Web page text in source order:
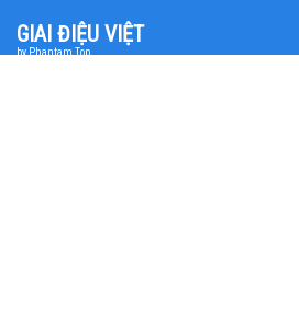
GIAI ĐIỆU VIỆT
by Phantam Top